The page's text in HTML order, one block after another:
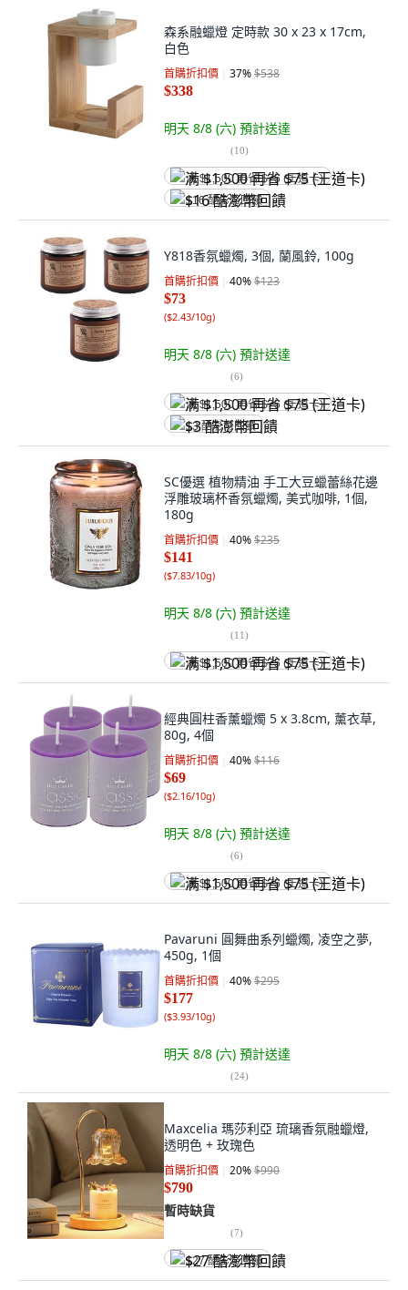
森系融蠟燈 定時款 30 x 23 x 17cm,
白色
首購折扣價 37%$538
$338
明天 8/8 (六) 預計送達
(10)
满 $1,500 再省 $75 (王道卡)
$16 酷澎幣回饋
Y818香氛蠟燭, 3個, 蘭風鈴, 100g
首購折扣價 40%$123
$73
($2.43/10g)
明天 8/8 (六) 預計送達
(6)
满 $1,500 再省 $75 (王道卡)
$3 酷澎幣回饋
SC優選 植物精油 手工大豆蠟蕾絲花邊
浮雕玻璃杯香氛蠟燭, 美式咖啡, 1個,
180g
首購折扣價 40%$235
$141
($7.83/10g)
明天 8/8 (六) 預計送達
(11)
满 $1,500 再省 $75 (王道卡)
經典圓柱香薰蠟燭 5 x 3.8cm, 薰衣草,
80g, 4個
首購折扣價 40%$116
$69
($2.16/10g)
明天 8/8 (六) 預計送達
(6)
满 $1,500 再省 $75 (王道卡)
Pavaruni 圓舞曲系列蠟燭, 凌空之夢,
450g, 1個
首購折扣價 40%$295
$177
($3.93/10g)
明天 8/8 (六) 預計送達
(24)
Maxcelia 瑪莎利亞 琉璃香氛融蠟燈,
透明色 + 玫瑰色
首購折扣價 20%$990
$790
暫時缺貨
(7)
$27 酷澎幣回饋